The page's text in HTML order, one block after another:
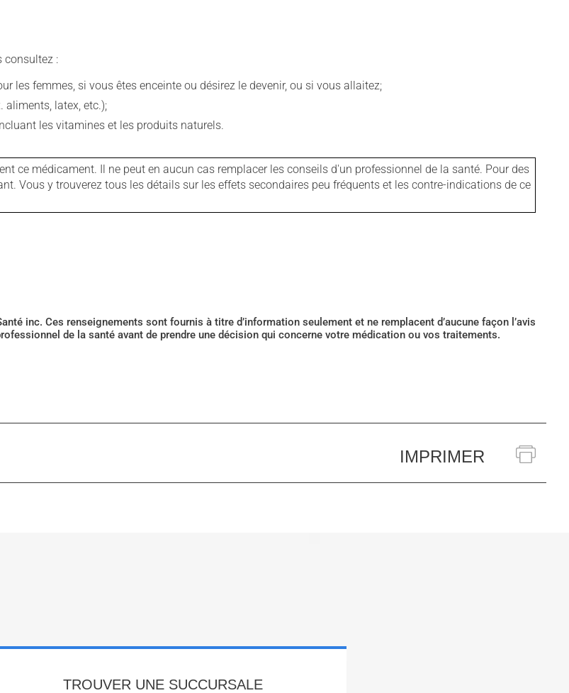
consultez :
les femmes, si vous êtes enceinte ou désirez le devenir, ou si vous allaitez;
aliments, latex, etc.);
les vitamines et les produits naturels.
ce médicament. Il ne peut en aucun cas remplacer les conseils d'un professionnel de la santé. Pour des
Vous y trouverez tous les détails sur les effets secondaires peu fréquents et les contre-indications de ce
inc. Ces renseignements sont fournis à titre d’information seulement et ne remplacent d’aucune façon l’avis
de la santé avant de prendre une décision qui concerne votre médication ou vos traitements.
IMPRIMER
TROUVER UNE SUCCURSALE